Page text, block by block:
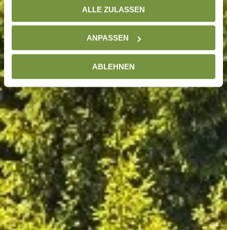
DatenschutzseiteALLE ZULASSEN
ANPASSEN
ABLEHNEN